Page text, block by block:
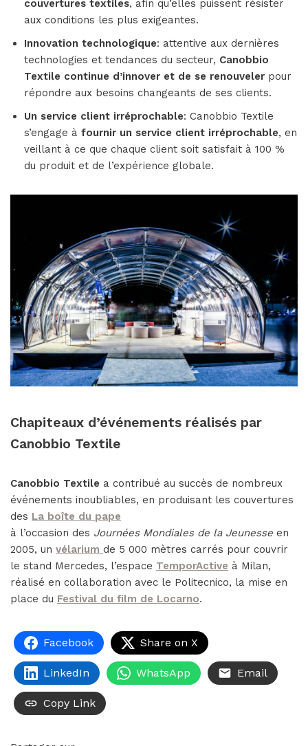
couvertures textiles, afin qu’elles puissent résister
aux conditions les plus exigeantes.
Innovation technologique: attentive aux dernières
technologies et tendances du secteur, Canobbio
Textile continue d’innover et de se renouveler pour
répondre aux besoins changeants de ses clients.
Un service client irréprochable: Canobbio Textile
s’engage à fournir un service client irréprochable, en
veillant à ce que chaque client soit satisfait à 100 %
du produit et de l’expérience globale.
Chapiteaux d’événements réalisés par
Canobbio Textile
Canobbio Textile a contribué au succès de nombreux
événements inoubliables, en produisant les couvertures
des La boîte du pape
à l’occasion des Journées Mondiales de la Jeunesse en
2005, un vélarium de 5 000 mètres carrés pour couvrir
le stand Mercedes, l’espace TemporActive à Milan,
réalisé en collaboration avec le Politecnico, la mise en
place du Festival du film de Locarno.
Facebook Share on X
LinkedIn WhatsApp Email
Copy Link